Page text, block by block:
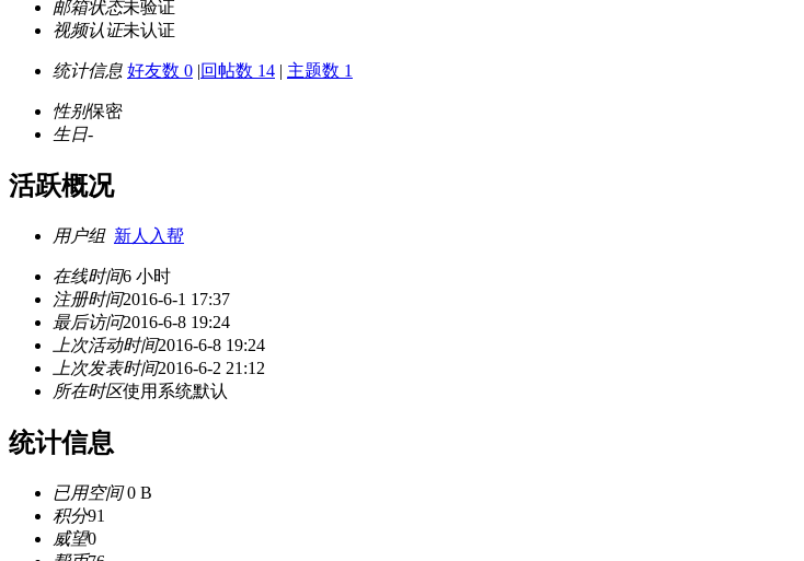
邮箱状态未验证
视频认证未认证
统计信息 好友数 0 |回帖数 14 | 主题数 1
性别保密
生日-
活跃概况
用户组 新人入帮
在线时间6 小时
注册时间2016-6-1 17:37
最后访问2016-6-8 19:24
上次活动时间2016-6-8 19:24
上次发表时间2016-6-2 21:12
所在时区使用系统默认
统计信息
已用空间0 B
积分91
威望0